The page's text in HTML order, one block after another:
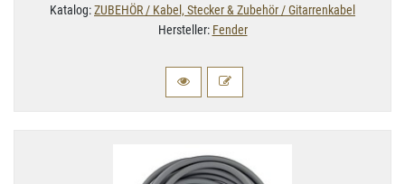
Katalog:ZUBEHÖR / Kabel, Stecker & Zubehör / Gitarrenkabel
Hersteller: Fender